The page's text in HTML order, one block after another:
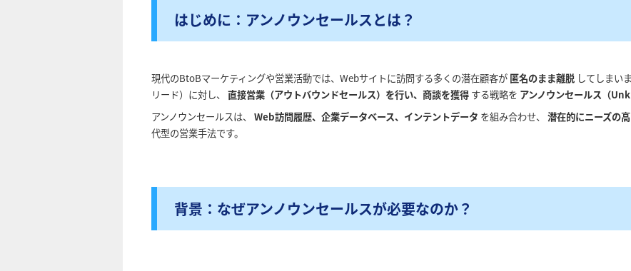
はじめに：アンノウンセールスとは？
現代のBtoBマーケティングや営業活動では、Webサイトに訪問する多くの潜在顧客が 匿名のまま離脱 してしまい
リード）に対し、 直接営業（アウトバウンドセールス）を行い、商談を獲得 する戦略を アンノウンセールス（
アンノウンセールスは、 Web訪問履歴、企業データベース、インテントデータ を組み合わせ、 潜在的にニーズの
代型の営業手法です。
背景：なぜアンノウンセールスが必要なのか？